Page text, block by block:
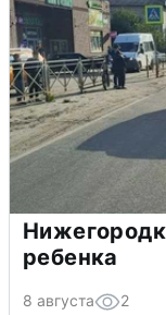
ребенка
8 августа 2